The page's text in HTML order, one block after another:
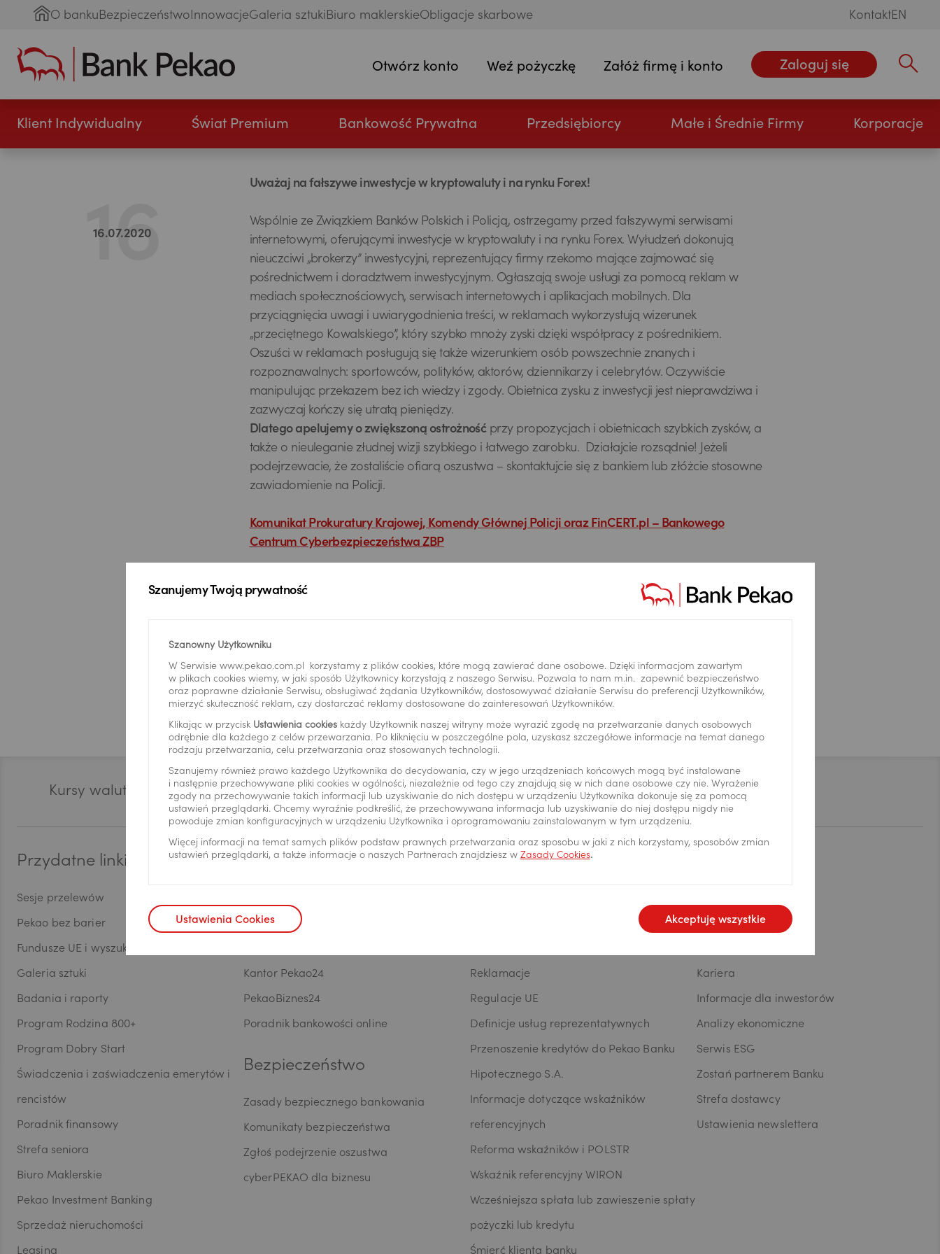
O bankuBezpieczeństwoInnowacjeGaleria sztukiBiuro maklerskieObligacje skarbowe KontaktEN
Otwórz konto Weź pożyczkę Załóż firmę i konto Zaloguj się Wpisz
Klient Indywidualny Świat Premium Bankowość Prywatna Przedsiębiorcy Małe i Średnie Firmy Korporacje
16.07.2020
Uważaj na fałszywe inwestycje w kryptowaluty i na rynku Forex!
Wspólnie ze Związkiem Banków Polskich i Policją, ostrzegamy przed fałszywymi serwisami
internetowymi, oferującymi inwestycje w kryptowaluty i na rynku Forex. Wyłudzeń dokonują
nieuczciwi „brokerzy” inwestycyjni, reprezentujący firmy rzekomo mające zajmować się
pośrednictwem i doradztwem inwestycyjnym. Ogłaszają swoje usługi za pomocą reklam w
mediach społecznościowych, serwisach internetowych i aplikacjach mobilnych. Dla
przyciągnięcia uwagi i uwiarygodnienia treści, w reklamach wykorzystują wizerunek
„przeciętnego Kowalskiego”, który szybko mnoży zyski dzięki współpracy z pośrednikiem.
Oszuści w reklamach posługują się także wizerunkiem osób powszechnie znanych i
rozpoznawalnych: sportowców, polityków, aktorów, dziennikarzy i celebrytów. Oczywiście
manipulując przekazem bez ich wiedzy i zgody. Obietnica zysku z inwestycji jest nieprawdziwa i
zazwyczaj kończy się utratą pieniędzy.
Dlatego apelujemy o zwiększoną ostrożnośćprzy propozycjach i obietnicach szybkich zysków, a
także o nieuleganie złudnej wizji szybkiego i łatwego zarobku. Działajcie rozsądnie! Jeżeli
podejrzewacie, że zostaliście ofiarą oszustwa – skontaktujcie się z bankiem lub złóżcie stosowne
zawiadomienie na Policji.
Komunikat Prokuratury Krajowej, Komendy Głównej Policji oraz FinCERT.pl – Bankowego
Centrum Cyberbezpieczeństwa ZBP
Powrót do listy
Kursy walut
GBP
AUD
DKK
Zastrzeż kartę Placówki i bankomaty Kontakt
Przydatne linki
Sesje przelewów
Pekao bez barier
Fundusze UE i wyszukiwarka dotacji
Galeria sztuki
Badania i raporty
Program Rodzina 800+
Program Dobry Start
Świadczenia i zaświadczenia emerytów i
rencistów
Poradnik finansowy
Strefa seniora
Biuro Maklerskie
Pekao Investment Banking
Sprzedaż nieruchomości
Leasing
Bankowość elektroniczna
Serwis Pekao24
Kantor Pekao24
PekaoBiznes24
Poradnik bankowości online
Bezpieczeństwo
Zasady bezpiecznego bankowania
Komunikaty bezpieczeństwa
Zgłoś podejrzenie oszustwa
cyberPEKAO dla biznesu
Informacje prawne
Reklamacje
Regulacje UE
Definicje usług reprezentatywnych
Przenoszenie kredytów do Pekao Banku
Hipotecznego S.A.
Informacje dotyczące wskaźników
referencyjnych
Reforma wskaźników i POLSTR
Wskaźnik referencyjny WIRON
Wcześniejsza spłata lub zawieszenie spłaty
pożyczki lub kredytu
Śmierć klienta banku
Aktualności
Kariera
Informacje dla inwestorów
Analizy ekonomiczne
Serwis ESG
Zostań partnerem Banku
Strefa dostawcy
Ustawienia newslettera
Szanujemy Twoją prywatność
Szanowny Użytkowniku
W Serwisie www.pekao.com.pl korzystamy z plików cookies, które mogą zawierać dane osobowe. Dzięki informacjom zawartym
w plikach cookies wiemy, w jaki sposób Użytkownicy korzystają z naszego Serwisu. Pozwala to nam m.in. zapewnić bezpieczeństwo
oraz poprawne działanie Serwisu, obsługiwać żądania Użytkowników, dostosowywać działanie Serwisu do preferencji Użytkowników,
mierzyć skuteczność reklam, czy dostarczać reklamy dostosowane do zainteresowań Użytkowników.
Klikając w przycisk Ustawienia cookies każdy Użytkownik naszej witryny może wyrazić zgodę na przetwarzanie danych osobowych
odrębnie dla każdego z celów przewarzania. Po kliknięciu w poszczególne pola, uzyskasz szczegółowe informacje na temat danego
rodzaju przetwarzania, celu przetwarzania oraz stosowanych technologii.
Szanujemy również prawo każdego Użytkownika do decydowania, czy w jego urządzeniach końcowych mogą być instalowane
i następnie przechowywane pliki cookies w ogólności, niezależnie od tego czy znajdują się w nich dane osobowe czy nie. Wyrażenie
zgody na przechowywanie takich informacji lub uzyskiwanie do nich dostępu w urządzeniu Użytkownika dokonuje się za pomocą
ustawień przeglądarki. Chcemy wyraźnie podkreślić, że przechowywana informacja lub uzyskiwanie do niej dostępu nigdy nie
powoduje zmian konfiguracyjnych w urządzeniu Użytkownika i oprogramowaniu zainstalowanym w tym urządzeniu.
Więcej informacji na temat samych plików podstaw prawnych przetwarzania oraz sposobu w jaki z nich korzystamy, sposobów zmian
ustawień przeglądarki, a także informacje o naszych Partnerach znajdziesz w Zasady Cookies.
Ustawienia Cookies Akceptuję wszystkie